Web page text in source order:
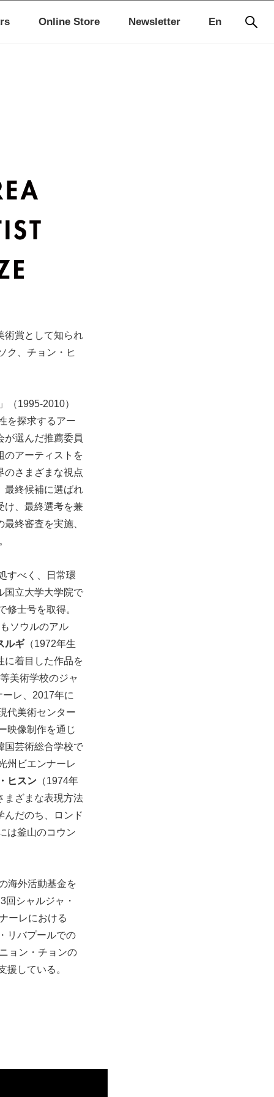
En
Online Store Newsletter
術賞として知られ
ク、チョン・ヒ
（1995-2010）
を探求するアー
が選んだ推薦委員
のアーティストを
のさまざまな視点
最終候補に選ばれ
け、最終選考を兼
終審査を実施、
すべく、日常環
国立大学大学院で
士号を取得。
ソウルのアル
ルギ（1972年生
に着目した作品を
美術学校のジャ
レ、2017年に
代美術センター
映像制作を通じ
国芸術総合学校で
州ビエンナーレ
ヒスン （1974年
まざまな表現方法
んだのち、ロンド
は釜山のコウン
海外活動基金を
シャルジャ・
ーレにおける
リバプールでの
ョン・チョンの
援している。